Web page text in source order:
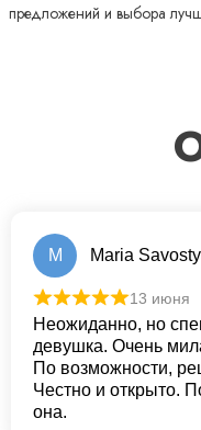
предложений и выбора
M Maria
13 июня
Неожиданно, но
девушка. Очень
По возможности,
Честно и открыто.
она.